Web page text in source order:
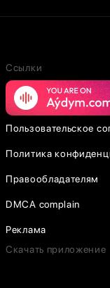
Ссылки
Пользовательское
Политика
Правообладателям
DMCA complain
Реклама
Скачать приложение